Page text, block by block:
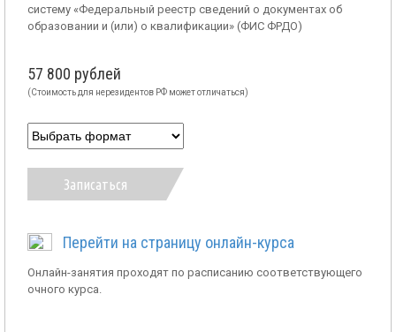
систему «Федеральный реестр сведений о документах об
образовании и (или) о квалификации» (ФИС ФРДО)
57 800 рублей
(Стоимость для нерезидентов РФ может отличаться)
Записаться
Перейти на страницу онлайн-курса
Онлайн-занятия проходят по расписанию соответствующего
очного курса.